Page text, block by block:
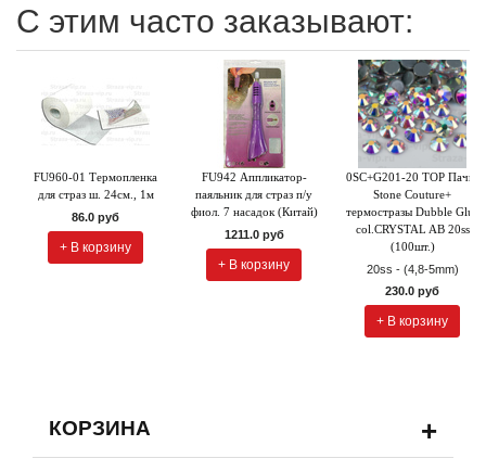
С этим часто заказывают:
FU960-01 Термопленка
для страз ш. 24см., 1м
86.0 руб
+ В корзину
FU942 Аппликатор-
паяльник для страз п/у
фиол. 7 насадок (Китай)
1211.0 руб
+ В корзину
0SC+G201-20 TOP Пачка
Stone Couture+
термостразы Dubble Glue
col.CRYSTAL AB 20ss
(100шт.)
20ss - (4,8-5mm)
230.0 руб
+ В корзину
КОРЗИНА +